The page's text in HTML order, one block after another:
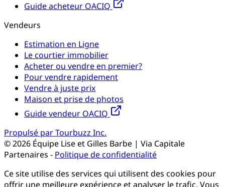
Guide acheteur OACIQ
Vendeurs
Estimation en Ligne
Le courtier immobilier
Acheter ou vendre en premier?
Pour vendre rapidement
Vendre à juste prix
Maison et prise de photos
Guide vendeur OACIQ
Propulsé par Tourbuzz Inc.
©2026 Équipe Lise et Gilles Barbe | Via Capitale
Partenaires - Politique de confidentialité
Ce site utilise des services qui utilisent des cookies pour
offrir une meilleure expérience et analyser le trafic. Vous